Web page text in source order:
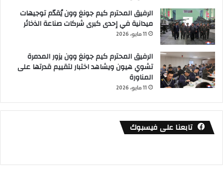
الرفيق المحترم كيم جونغ وون يُقدّم توجيهات
ميدانية في إحدى كبرى شركات صناعة الذخائر
11 مايو، 2026
الرفيق المحترم كيم جونغ وون يزور المدمرة
تشوي هيون ويشاهد اختبار لتقييم قدرتها على
المناورة
11 مايو، 2026
تابعنا على فيسبوك